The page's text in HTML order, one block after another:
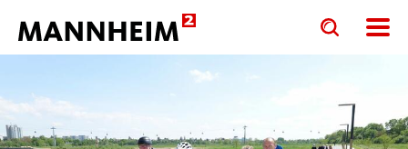
Toggle
search
Toggle
search